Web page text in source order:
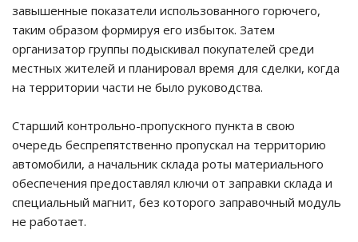
завышенные показатели использованного горючего,
таким образом формируя его избыток. Затем
организатор группы подыскивал покупателей среди
местных жителей и планировал время для сделки, когда
на территории части не было руководства.
Старший контрольно-пропускного пункта в свою
очередь беспрепятственно пропускал на территорию
автомобили, а начальник склада роты материального
обеспечения предоставлял ключи от заправки склада и
специальный магнит, без которого заправочный модуль
не работает.